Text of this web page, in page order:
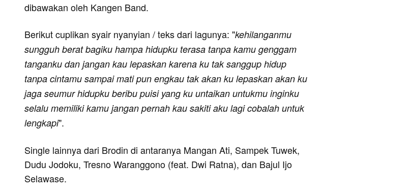
dibawakan oleh Kangen Band.
Berikut cuplikan syair nyanyian / teks dari lagunya: "kehilanganmu
sungguh berat bagiku hampa hidupku terasa tanpa kamu genggam
tanganku dan jangan kau lepaskan karena ku tak sanggup hidup
tanpa cintamu sampai mati pun engkau tak akan ku lepaskan akan ku
jaga seumur hidupku beribu puisi yang ku untaikan untukmu inginku
selalu memiliki kamu jangan pernah kau sakiti aku lagi cobalah untuk
lengkapi".
Single lainnya dari Brodin di antaranya Mangan Ati, Sampek Tuwek,
Dudu Jodoku, Tresno Waranggono (feat. Dwi Ratna), dan Bajul Ijo
Selawase.